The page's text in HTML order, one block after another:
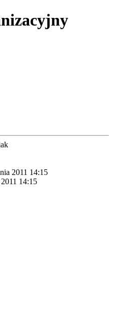
2011 14:15
14:15